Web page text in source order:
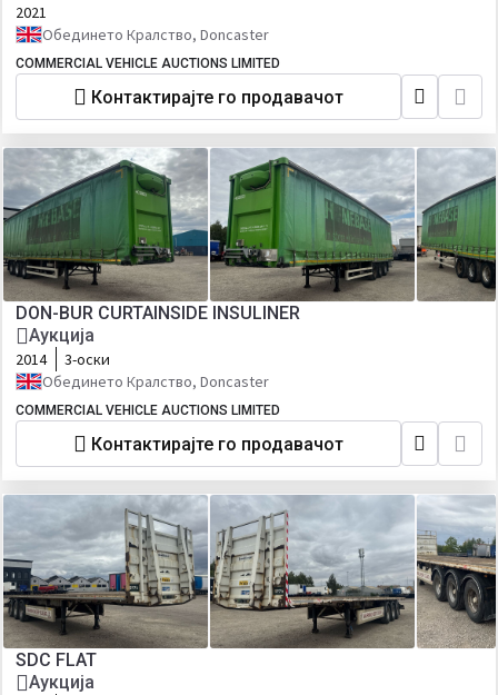
2021
Обединето Кралство, Doncaster
COMMERCIAL VEHICLE AUCTIONS LIMITED
Контактирајте го продавачот
DON-BUR CURTAINSIDE INSULINER
Аукција
2014
3-оски
Обединето Кралство, Doncaster
COMMERCIAL VEHICLE AUCTIONS LIMITED
Контактирајте го продавачот
SDC FLAT
Аукција